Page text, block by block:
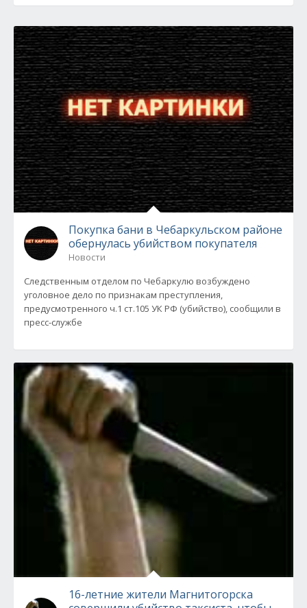
Покупка бани в Чебаркульском районе
обернулась убийством покупателя
Новости
Следственным отделом по Чебаркулю возбуждено
уголовное дело по признакам преступления,
предусмотренного ч.1 ст.105 УК РФ (убийство), сообщили в
пресс-службе
16-летние жители Магнитогорска